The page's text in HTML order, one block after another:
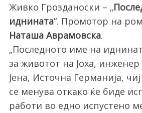
Живко Грозданоски – „
иднината“. Промотор на
Наташа Аврамовска.
„Последното име на
за животот на Јоха, инженер
Јена, Источна Германија,
се менува откако ќе биде
работи во едно испустено